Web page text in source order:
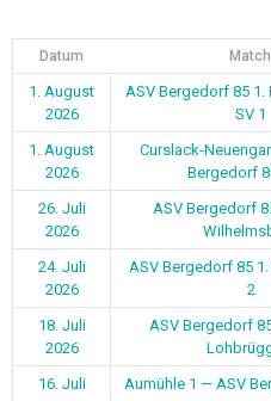
Datum Match
1. August
2026
ASV Bergedorf 85 1.
SV 1
1. August
2026
Curslack-
Bergedorf
26. Juli
2026
ASV Bergedorf
24. Juli
2026
ASV Bergedorf 85
2
18. Juli
2026
ASV Bergedorf
16. Juli
Aumühle 1 — ASV